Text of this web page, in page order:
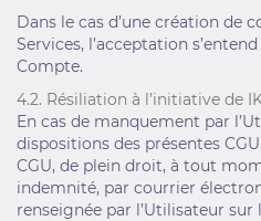
Dans le cas d’une création de
Services, l’acceptation
Compte.
4.2. Résiliation à l’initiative de
En cas de manquement par
dispositions des présentes
CGU, de plein droit, à tout
indemnité, par courrier
renseignée par l’Utilisateur sur